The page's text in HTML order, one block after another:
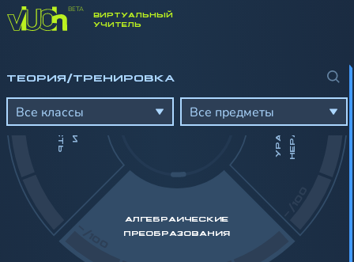
ВИРТУАЛЬНЫЙ
УЧИТЕЛЬ
Все классы Все предметы
ТЕОРИЯ/ТРЕНИРОВКА
-/100
У
Р
А
В
Н
Е
Н
И
Я
И
Н
Е
Р
А
В
Е
Н
С
Т
ВА
АЛГЕБРАИЧЕСКИЕ
ПРЕОБРАЗОВАНИЯ
Ч
И
С
Л
А
И
ДЕ
Л
И
М
О
С
Т
Ь